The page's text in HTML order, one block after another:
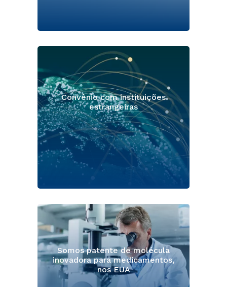
Convênio com instituições
estrangeiras
Somos patente de molécula
inovadora para medicamentos,
nos EUA